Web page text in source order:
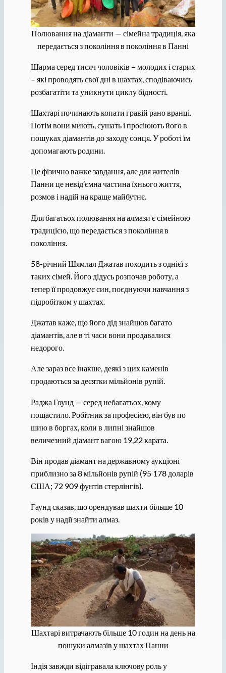
Полювання на діаманти — сімейна традиція, яка
передається з покоління в покоління в Панні
Шарма серед тисяч чоловіків – молодих і старих
– які проводять свої дні в шахтах, сподіваючись
розбагатіти та уникнути циклу бідності.
Шахтарі починають копати гравій рано вранці.
Потім вони миють, сушать і просіюють його в
пошуках діамантів до заходу сонця. У роботі їм
допомагають родини.
Це фізично важке завдання, але для жителів
Панни це невід’ємна частина їхнього життя,
розмов і надій на краще майбутнє.
Для багатьох полювання на алмази є сімейною
традицією, що передається з покоління в
покоління.
58-річний Шямлал Джатав походить з однієї з
таких сімей. Його дідусь розпочав роботу, а
тепер її продовжує син, поєднуючи навчання з
підробітком у шахтах.
Джатав каже, що його дід знайшов багато
діамантів, але в ті часи вони продавалися
недорого.
Але зараз все інакше, деякі з цих каменів
продаються за десятки мільйонів рупій.
Раджа Гоунд — серед небагатьох, кому
пощастило. Робітник за професією, він був по
шию в боргах, коли в липні знайшов
величезний діамант вагою 19,22 карата.
Він продав діамант на державному аукціоні
приблизно за 8 мільйонів рупій (95 178 доларів
США; 72 909 фунтів стерлінгів).
Гаунд сказав, що орендував шахти більше 10
років у надії знайти алмаз.
Шахтарі витрачають більше 10 годин на день на
пошуки алмазів у шахтах Панни
Індія завжди відігравала ключову роль у